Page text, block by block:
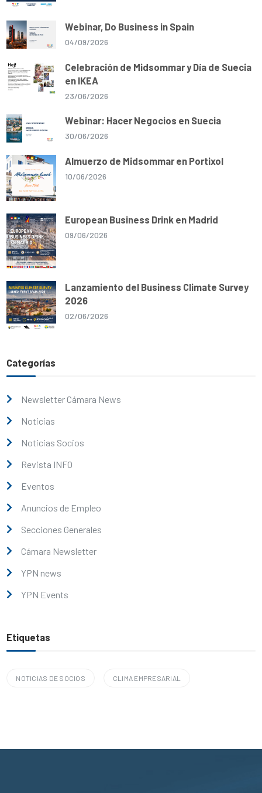
Webinar, Do Business in Spain
04/09/2026
Celebración de Midsommar y Día de Suecia
en IKEA
23/06/2026
Webinar: Hacer Negocios en Suecia
30/06/2026
Almuerzo de Midsommar en Portixol
10/06/2026
European Business Drink en Madrid
09/06/2026
Lanzamiento del Business Climate Survey
2026
02/06/2026
Categorías
Newsletter Cámara News
Noticias
Noticias Socios
Revista INFO
Eventos
Anuncios de Empleo
Secciones Generales
Cámara Newsletter
YPN news
YPN Events
Etiquetas
NOTICIAS DE SOCIOS CLIMA EMPRESARIAL